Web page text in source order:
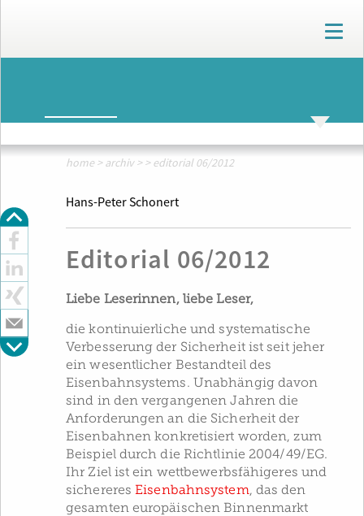
T
o
g
n
v
ARCHIV
home >archiv >>editorial 06/2012
Hans-Peter Schonert
Editorial 06/2012
Liebe Leserinnen, liebe Leser,
die kontinuierliche und systematische
Verbesserung der Sicherheit ist seit jeher
ein wesentlicher Bestandteil des
Eisenbahnsystems. Unabhängig davon
sind in den vergangenen Jahren die
Anforderungen an die Sicherheit der
Eisenbahnen konkretisiert worden, zum
Beispiel durch die Richtlinie 2004/49/EG.
Ihr Ziel ist ein wettbewerbsfähigeres und
sichereresEisenbahnsystem, das den
gesamten europäischen Binnenmarkt